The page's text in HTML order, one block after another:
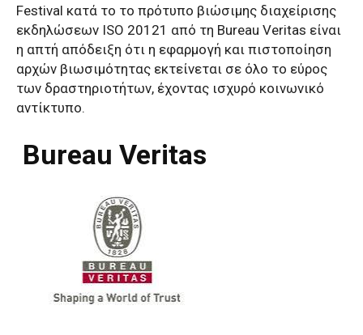
Festival κατά το το πρότυπο βιώσιμης διαχείρισης
εκδηλώσεων ISO 20121 από τη Bureau Veritas είναι
η απτή απόδειξη ότι η εφαρμογή και πιστοποίηση
αρχών βιωσιμότητας εκτείνεται σε όλο το εύρος
των δραστηριοτήτων, έχοντας ισχυρό κοινωνικό
αντίκτυπο.
Bureau Veritas